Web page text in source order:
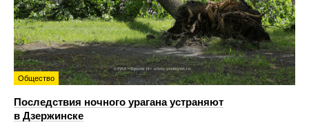
Общество
Последствия ночного урагана устраняют
в Дзержинске